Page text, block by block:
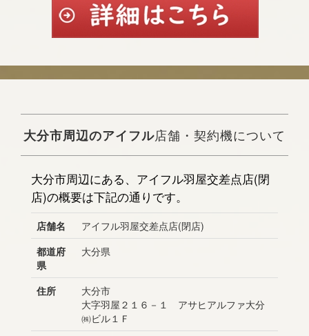
大分市周辺のアイフル店舗・契約機について
大分市周辺にある、アイフル羽屋交差点店(閉
店)の概要は下記の通りです。
店舗名
アイフル羽屋交差点店(閉店)
都道府
県
大分県
住所
大分市
大字羽屋２１６－１ アサヒアルファ大分
㈱ビル１Ｆ